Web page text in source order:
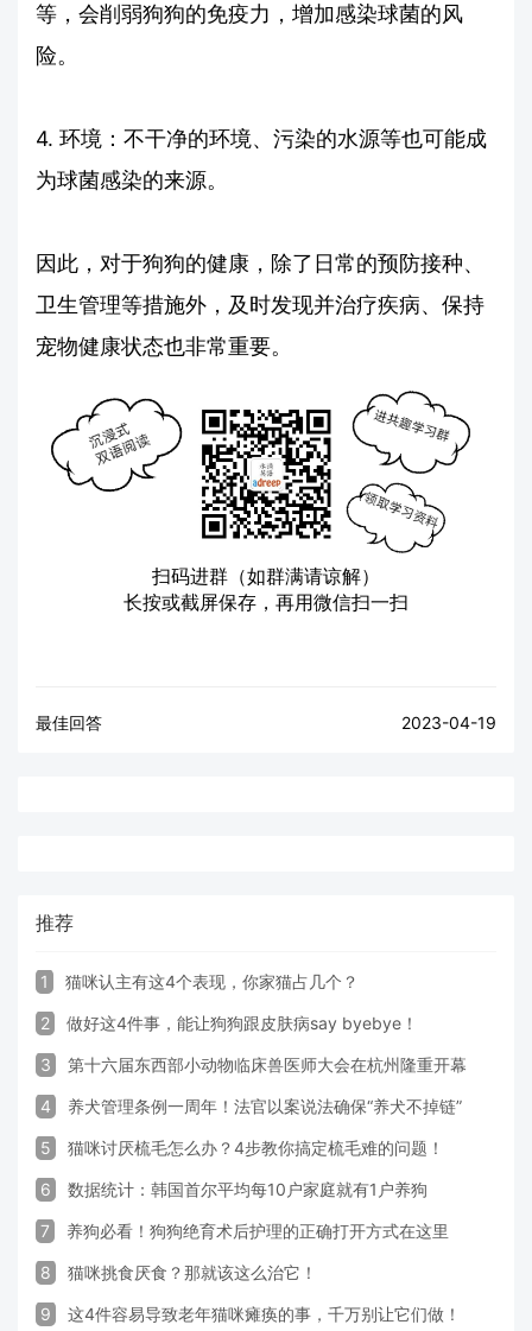
等，会削弱狗狗的免疫力，增加感染球菌的风
险。
4. 环境：不干净的环境、污染的水源等也可能成
为球菌感染的来源。
因此，对于狗狗的健康，除了日常的预防接种、
卫生管理等措施外，及时发现并治疗疾病、保持
宠物健康状态也非常重要。
扫码进群（如群满请谅解）
长按或截屏保存，再用微信扫一扫
最佳回答 2023-04-19
推荐
1 猫咪认主有这4个表现，你家猫占几个？
2 做好这4件事，能让狗狗跟皮肤病say byebye！
3 第十六届东西部小动物临床兽医师大会在杭州隆重开幕
4 养犬管理条例一周年！法官以案说法确保“养犬不掉链”
5 猫咪讨厌梳毛怎么办？4步教你搞定梳毛难的问题！
6 数据统计：韩国首尔平均每10户家庭就有1户养狗
7 养狗必看！狗狗绝育术后护理的正确打开方式在这里
8 猫咪挑食厌食？那就该这么治它！
9 这4件容易导致老年猫咪瘫痪的事，千万别让它们做！